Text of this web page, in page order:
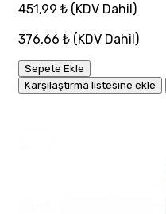
451,99 ₺ (KDV Dahil)
376,66 ₺ (KDV Dahil)
Sepete Ekle
Karşılaştırma listesine ekle